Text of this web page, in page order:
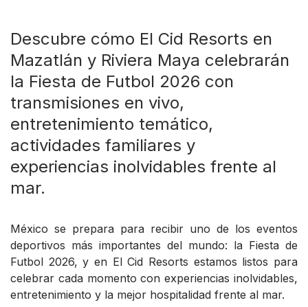
Descubre cómo El Cid Resorts en
Mazatlán y Riviera Maya celebrarán
la Fiesta de Futbol 2026 con
transmisiones en vivo,
entretenimiento temático,
actividades familiares y
experiencias inolvidables frente al
mar.
México se prepara para recibir uno de los eventos
deportivos más importantes del mundo: la Fiesta de
Futbol 2026, y en El Cid Resorts estamos listos para
celebrar cada momento con experiencias inolvidables,
entretenimiento y la mejor hospitalidad frente al mar.